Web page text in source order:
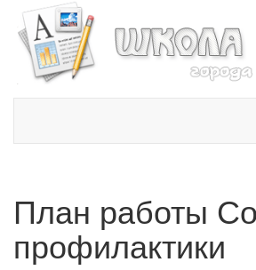
План работы
профилактики